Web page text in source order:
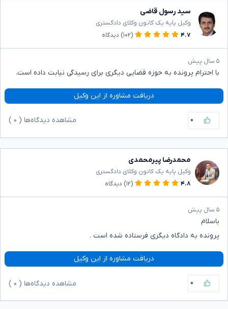
سید رسول قاضی
وکیل پایه یک کانون وکلای دادگستری
۴.۷
(۱۰۲) دیدگاه
۵ سال پیش
با احترام پرونده به حوزه قضایی دیگری برای رسیدگی نیابت داده است.
دریافت مشاوره از این وکیل
۰ مشاهده دیدگاه‌ها ( ۰
محمدرضا پیرمحمدی
وکیل پایه یک کانون وکلای دادگستری
۴.۸
(۱۲) دیدگاه
۵ سال پیش
باسلام
پرونده به دادگاه دیگری فرستاده شده است .
دریافت مشاوره از این وکیل
۰ مشاهده دیدگاه‌ها ( ۰